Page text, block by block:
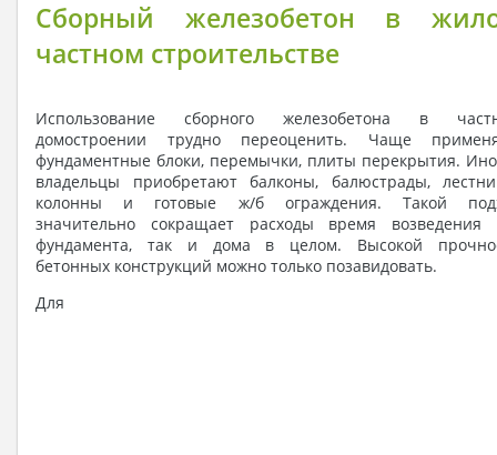
Сборный железобетон в
частном строительстве
Использование сборного железобетона в
домостроении трудно переоценить. Чаще
фундаментные блоки, перемычки, плиты перекрытия.
владельцы приобретают балконы, балюстрады,
колонны и готовые ж/б ограждения. Такой
значительно сокращает расходы время возведения
фундамента, так и дома в целом. Высокой
бетонных конструкций можно только позавидовать.
Для